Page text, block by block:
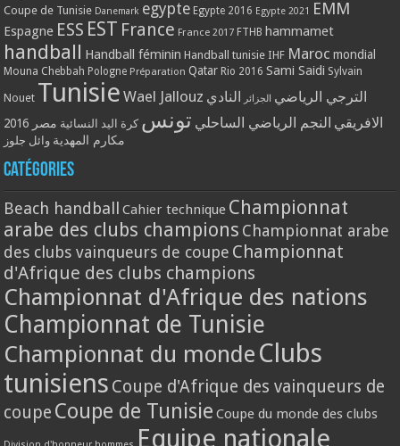
Coupe de Tunisie Danemark egypte Egypte 2016 Egypte 2021 EMM
Espagne ESS EST France France 2017 FTHB hammamet
handball Handball féminin Handball tunisie IHF Maroc mondial
Mouna Chebbah Pologne Préparation Qatar Rio 2016 Sami Saidi Sylvain
Nouet Tunisie Wael Jallouz الترجي الرياضي الجزائر النادي
الافريقي النجم الرياضي الساحلي تونس كرة اليد النسائية مصر 2016
مكارم المهدية وائل جلوز
Catégories
Beach handball Cahier technique Championnat
arabe des clubs champions Championnat arabe
des clubs vainqueurs de coupe Championnat
d'Afrique des clubs champions
Championnat d'Afrique des nations
Championnat de Tunisie
Championnat du monde Clubs
tunisiens Coupe d'Afrique des vainqueurs de
coupe Coupe de Tunisie Coupe du monde des clubs
Equipe nationale